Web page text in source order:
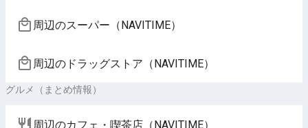
周辺のスーパー（NAVITIME）
周辺のドラッグストア（NAVITIME）
グルメ（まとめ情報）
周辺のカフェ・喫茶店（NAVITIME）